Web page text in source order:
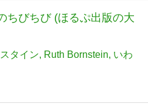
ちびちび (ほるぷ出版の大
タイン Ruth Bornstein いわ